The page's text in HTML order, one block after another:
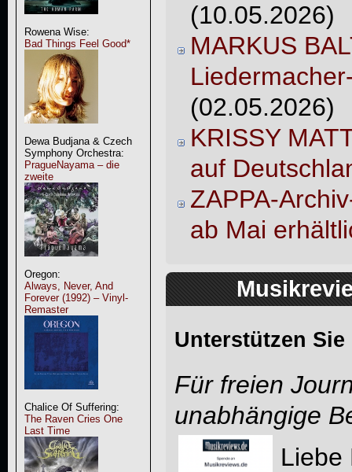
Rowena Wise:
Bad Things Feel Good*
Dewa Budjana & Czech
Symphony Orchestra:
PragueNayama – die
zweite
Oregon:
Always, Never, And
Forever (1992) – Vinyl-
Remaster
Chalice Of Suffering:
The Raven Cries One
Last Time
(10.05.2026)
MARKUS
(02.05.2026)
KRISSY
auf
ZAPPA-
ab Mai
Unterstützen
Für freien
unabhängige
Liebe